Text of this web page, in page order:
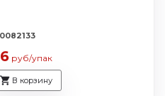
руб/упак
В корзину